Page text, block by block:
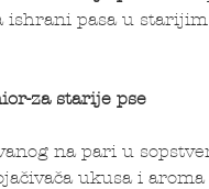
ishrani pasa u
za starije pse
na pari u
ukusa i aroma